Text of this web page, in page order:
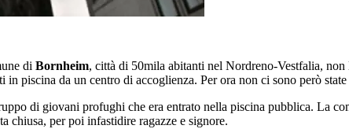
di Bornheim, città di 50mila abitanti nel Nordreno-Vestfalia,
in piscina da un centro di accoglienza. Per ora non ci sono però
di giovani profughi che era entrato nella piscina pubblica. La
chiusa, per poi infastidire ragazze e signore.